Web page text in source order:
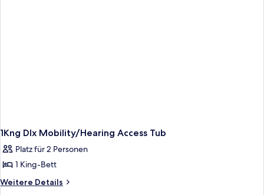
1Kng Dlx Mobility/Hearing Access Tub
Platz für 2 Personen
1 King-Bett
Weitere Details
Weitere